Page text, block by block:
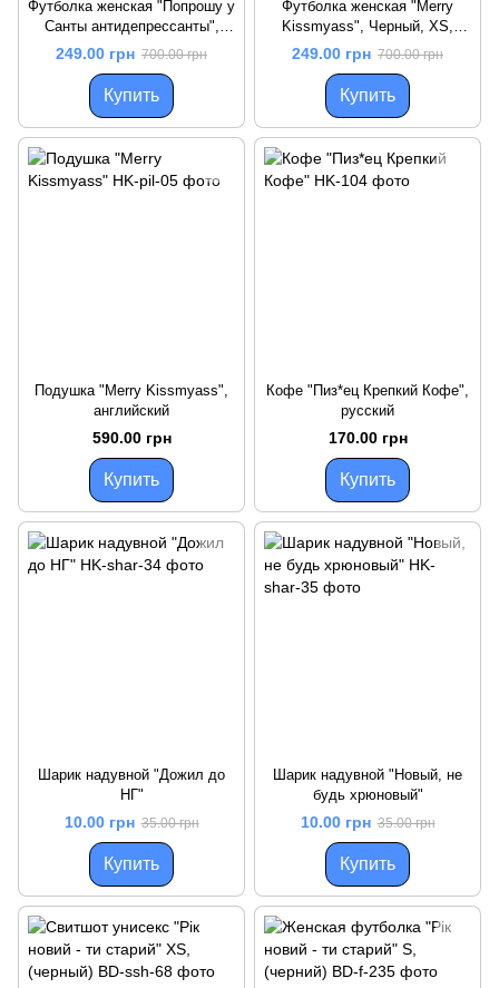
Футболка женская "Попрошу у
Санты антидепрессанты",
Черный, XS, русский
249.00 грн 700.00 грн
Купить
Футболка женская "Merry
Kissmyass", Черный, XS,
английский
249.00 грн 700.00 грн
Купить
Подушка "Merry Kissmyass",
английский
590.00 грн
Купить
Кофе "Пиз*ец Крепкий Кофе",
русский
170.00 грн
Купить
Шарик надувной "Дожил до
НГ"
10.00 грн 35.00 грн
Купить
Шарик надувной "Новый, не
будь хрюновый"
10.00 грн 35.00 грн
Купить